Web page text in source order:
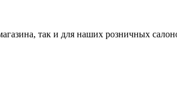
так и для наших розничных